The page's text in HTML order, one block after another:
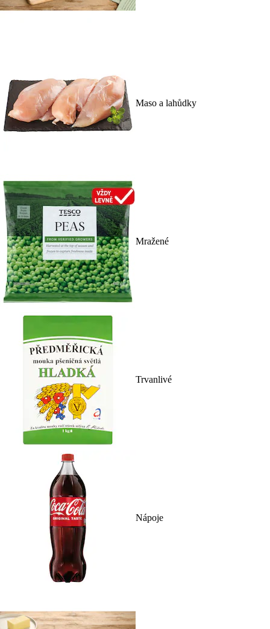
Maso a lahůdky
Mražené
Trvanlivé
Nápoje